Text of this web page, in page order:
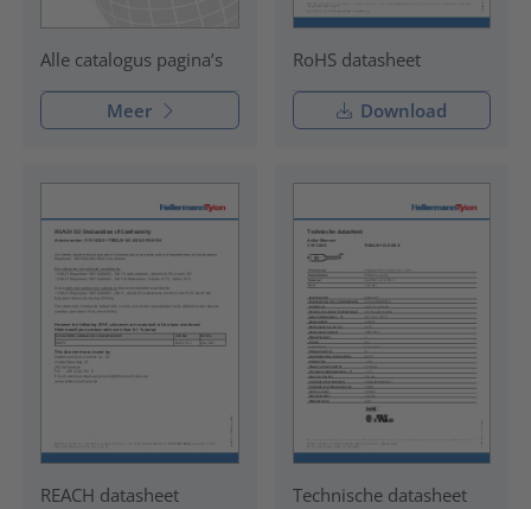
Alle catalogus pagina’s
Meer
RoHS datasheet
Download
REACH datasheet Technische datasheet